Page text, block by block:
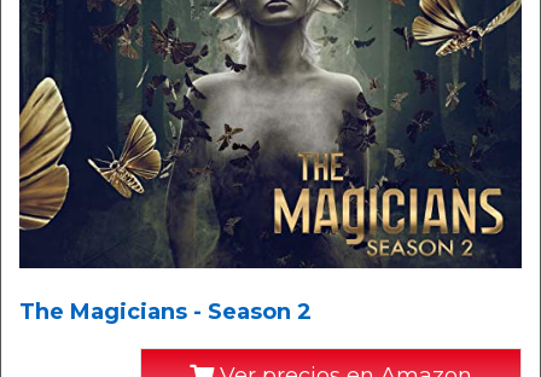
The Magicians - Season 2